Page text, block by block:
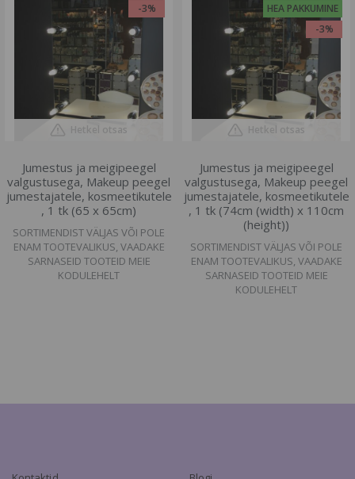
-3%
Hetkel otsas
Jumestus ja meigipeegel
valgustusega, Makeup peegel
jumestajatele, kosmeetikutele
, 1 tk (65 x 65cm)
SORTIMENDIST VÄLJAS VÕI POLE
ENAM TOOTEVALIKUS, VAADAKE
SARNASEID TOOTEID MEIE
KODULEHELT
HEA PAKKUMINE
-3%
Hetkel otsas
Jumestus ja meigipeegel
valgustusega, Makeup peegel
jumestajatele, kosmeetikutele
, 1 tk (74cm (width) x 110cm
(height))
SORTIMENDIST VÄLJAS VÕI POLE
ENAM TOOTEVALIKUS, VAADAKE
SARNASEID TOOTEID MEIE
KODULEHELT